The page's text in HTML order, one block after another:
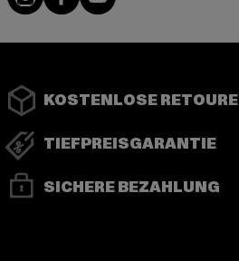
KOSTENLOSE RETOURE
TIEFPREISGARANTIE
SICHERE BEZAHLUNG